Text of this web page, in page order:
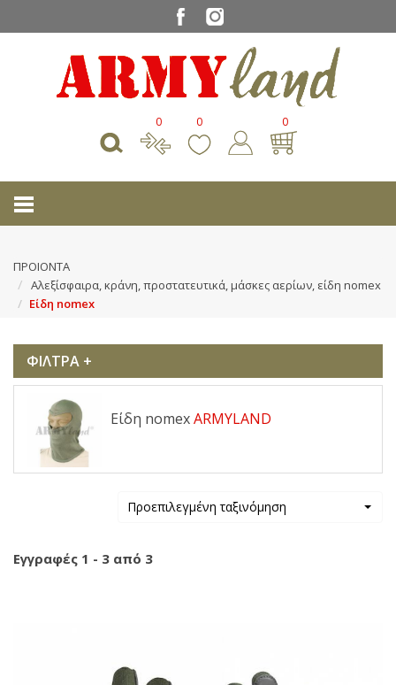
0 0 0
ΠΡΟΙΟΝΤΑ
Αλεξίσφαιρα, κράνη, προστατευτικά, μάσκες αερίων, είδη nomex
Είδη nomex
ΦΙΛΤΡΑ +
Είδη nomexARMYLAND
Προεπιλεγμένη ταξινόμηση
Εγγραφές 1 - 3 από 3